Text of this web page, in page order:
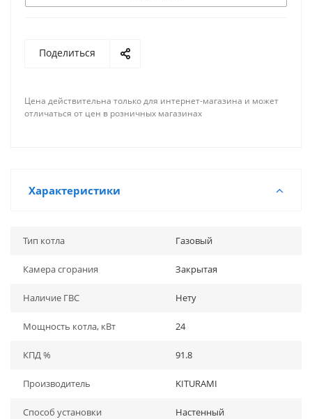
Поделиться
Цена действительна только для интернет-магазина и может
отличаться от цен в розничных магазинах
Характеристики
Тип котла Газовый
Камера сгорания Закрытая
Наличие ГВС Нету
Мощность котла, кВт 24
КПД % 91.8
Производитель KITURAMI
Способ установки Настенный